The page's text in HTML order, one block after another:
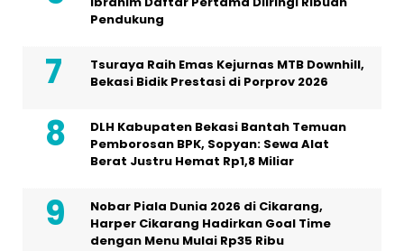
Pendukung
Tsuraya Raih Emas Kejurnas MTB Downhill,
Bekasi Bidik Prestasi di Porprov 2026
DLH Kabupaten Bekasi Bantah Temuan
Pemborosan BPK, Sopyan: Sewa Alat
Berat Justru Hemat Rp1,8 Miliar
Nobar Piala Dunia 2026 di Cikarang,
Harper Cikarang Hadirkan Goal Time
dengan Menu Mulai Rp35 Ribu